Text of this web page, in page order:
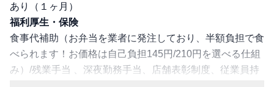
あり（１ヶ月）
福利厚生・保険
食事代補助（お弁当を業者に発注しており、半額負担で食
べられます！お価格は自己負担145円/210円を選べる仕組
み）/残業手当 、深夜勤務手当、店舗表彰制度、従業員持